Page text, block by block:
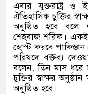
এবার যুক্তরাষ্ট্র ও
ঐতিহাসিক চুক্তির
অনুষ্ঠিত হবে বলে
শেহবাজ শরিফ।
হোস্ট করবে
পরিষদে বক্তব্য
বলেন,তিন মাস ধরে
চুক্তির স্বাক্ষর
অনুষ্ঠিত হবে।